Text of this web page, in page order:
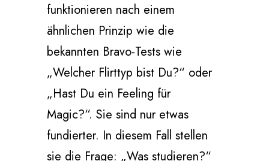
funktionieren nach einem
ähnlichen Prinzip wie die
bekannten Bravo-Tests wie
„Welcher Flirttyp bist Du?“ oder
„Hast Du ein Feeling für
Magic?“. Sie sind nur etwas
fundierter. In diesem Fall stellen
sie die Frage: „Was studieren?“